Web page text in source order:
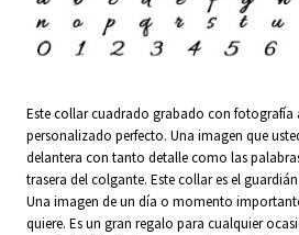
Este collar cuadrado grabado con fotografía
personalizado perfecto. Una imagen que
delantera con tanto detalle como las
trasera del colgante. Este collar es el
Una imagen de un día o momento
quiere. Es un gran regalo para cualquier